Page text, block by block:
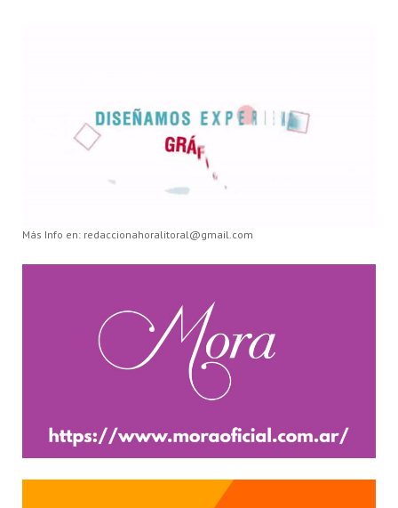
Más Info en: redaccionahoralitoral@gmail.com